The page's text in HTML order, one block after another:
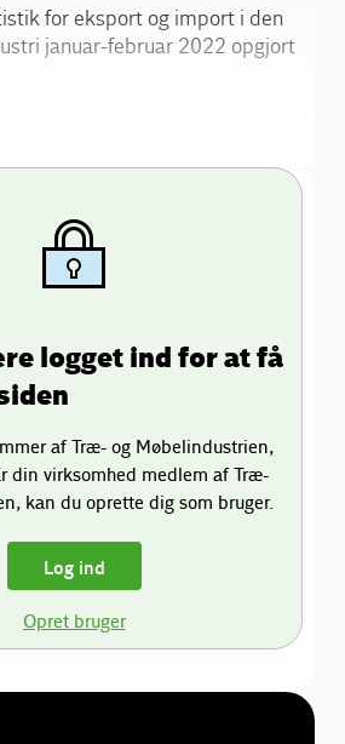
for eksport og import i den
januar-februar 2022 opgjort
logget ind for at få
af Træ- og Møbelindustrien,
din virksomhed medlem af Træ-
kan du oprette dig som bruger.
Log ind
Opret bruger